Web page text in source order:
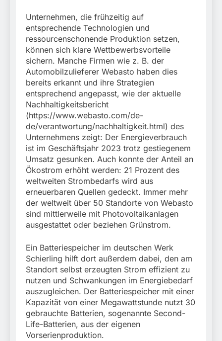
Unternehmen, die frühzeitig auf
entsprechende Technologien und
ressourcenschonende Produktion setzen,
können sich klare Wettbewerbsvorteile
sichern. Manche Firmen wie z. B. der
Automobilzulieferer Webasto haben dies
bereits erkannt und ihre Strategien
entsprechend angepasst, wie der aktuelle
Nachhaltigkeitsbericht
(https://www.webasto.com/de-
de/verantwortung/nachhaltigkeit.html) des
Unternehmens zeigt: Der Energieverbrauch
ist im Geschäftsjahr 2023 trotz gestiegenem
Umsatz gesunken. Auch konnte der Anteil an
Ökostrom erhöht werden: 21 Prozent des
weltweiten Strombedarfs wird aus
erneuerbaren Quellen gedeckt. Immer mehr
der weltweit über 50 Standorte von Webasto
sind mittlerweile mit Photovoltaikanlagen
ausgestattet oder beziehen Grünstrom.
Ein Batteriespeicher im deutschen Werk
Schierling hilft dort außerdem dabei, den am
Standort selbst erzeugten Strom effizient zu
nutzen und Schwankungen im Energiebedarf
auszugleichen. Der Batteriespeicher mit einer
Kapazität von einer Megawattstunde nutzt 30
gebrauchte Batterien, sogenannte Second-
Life-Batterien, aus der eigenen
Vorserienproduktion.